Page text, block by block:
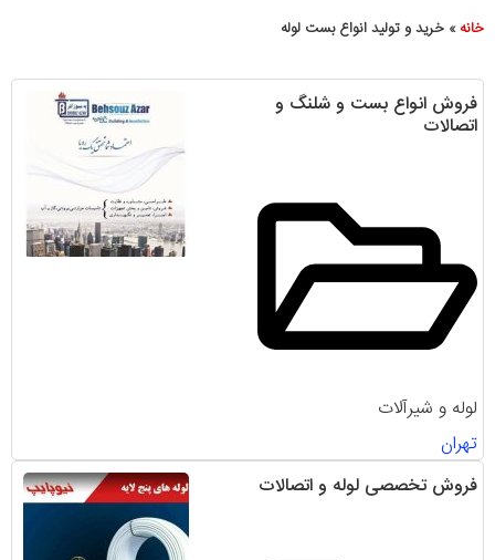
خانه» خرید و تولید انواع بست لوله
فروش انواع بست و شلنگ و
اتصالات
لوله و شیرآلات
تهران
فروش تخصصی لوله و اتصالات